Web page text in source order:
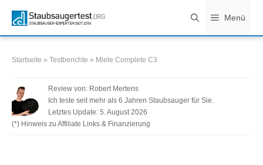
Inhalt
springen
Menü
Startseite » Testberichte » Miele Complete C3
Review von: Robert Mertens
Ich teste seit mehr als 6 Jahren Staubsauger für Sie.
Letztes Update: 5. August 2026
(*) Hinweis zu Affiliate Links & Finanzierung